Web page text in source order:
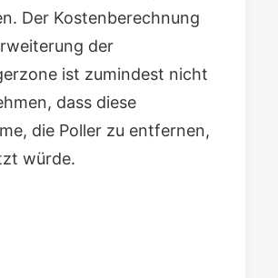
Der Kostenberechnung
der
ist zumindest nicht
dass diese
die Poller zu entfernen,
würde.